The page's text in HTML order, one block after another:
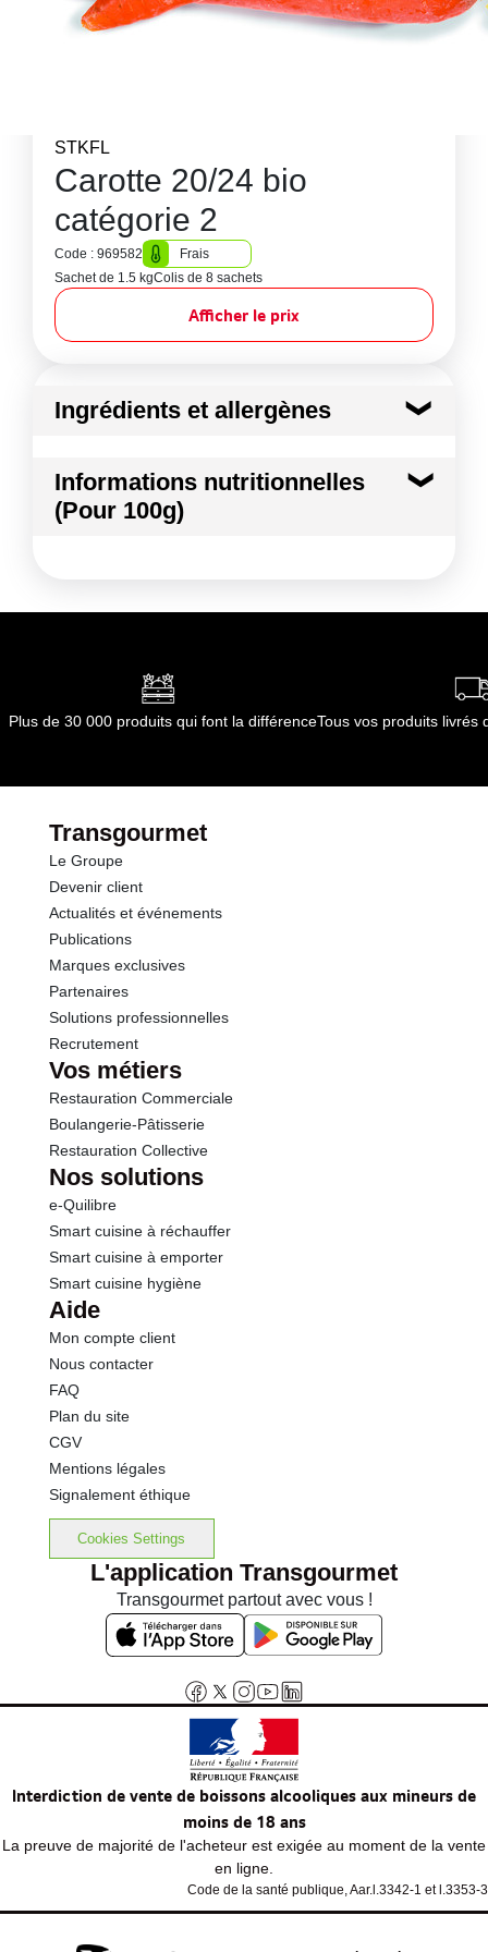
STKFL
Carotte 20/24 bio
catégorie 2
Code : 969582
Frais
Sachet de 1.5 kgColis de 8 sachets
Afficher le prix
Ingrédients et allergènes
Carotte
Conformément aux informations transmises
Informations nutritionnelles
(Pour 100g)
Kilojoules 108 kj
dont Acides gras saturés 0.04 g
dont Sucres
Fibres
Protéines
Sel
Plus de 30 000 produits qui font la différenceTous vos produits livrés
Transgourmet
Le Groupe
Devenir client
Actualités et événements
Publications
Marques exclusives
Partenaires
Solutions professionnelles
Recrutement
Vos métiers
Restauration Commerciale
Boulangerie-Pâtisserie
Restauration Collective
Nos solutions
e-Quilibre
Smart cuisine à réchauffer
Smart cuisine à emporter
Smart cuisine hygiène
Aide
Mon compte client
Nous contacter
FAQ
Plan du site
CGV
Mentions légales
Signalement éthique
Cookies Settings
L'application Transgourmet
Transgourmet partout avec vous !
Interdiction de vente de boissons alcooliques aux mineurs de
moins de 18 ans
La preuve de majorité de l'acheteur est exigée au moment de la vente
en ligne.
Code de la santé publique, Aar.l.3342-1 et l.3353-3